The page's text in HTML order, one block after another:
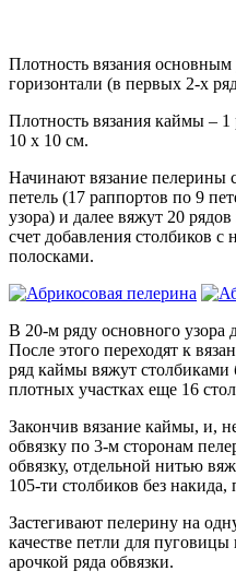
Плотность вязания
горизонтали (в первых 2-х
Плотность вязания каймы – 1
10 х 10 см.
Начинают вязание пелерины
петель (17 раппортов по 9
узора) и далее вяжут 20
счет добавления столбиков
полосками.
В 20-м ряду основного узора
После этого переходят к
ряд каймы вяжут столбиками
плотных участках еще 16
Закончив вязание каймы, и,
обвязку по 3-м сторонам
обвязку, отдельной нитью
105-ти столбиков без накида,
Застегивают пелерину на
качестве петли для
арочкой ряда обвязки.